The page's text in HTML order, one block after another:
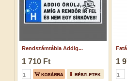
Rendszámtábla Addig...
1 710 Ft 1